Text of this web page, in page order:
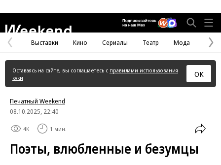
Предыдущая
страница
Выставки Кино Сериалы Театр Мода
Оставаясь на сайте, вы соглашаетесь с правилами использования
куки
ОК
Печатный Weekend
08.10.2025, 22:40
4K 1 мин.
Поэты, влюбленные и безумцы